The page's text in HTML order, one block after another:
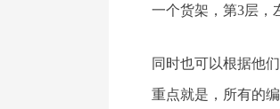
一个货架，第3层，
同时也可以根据他
重点就是，所有的